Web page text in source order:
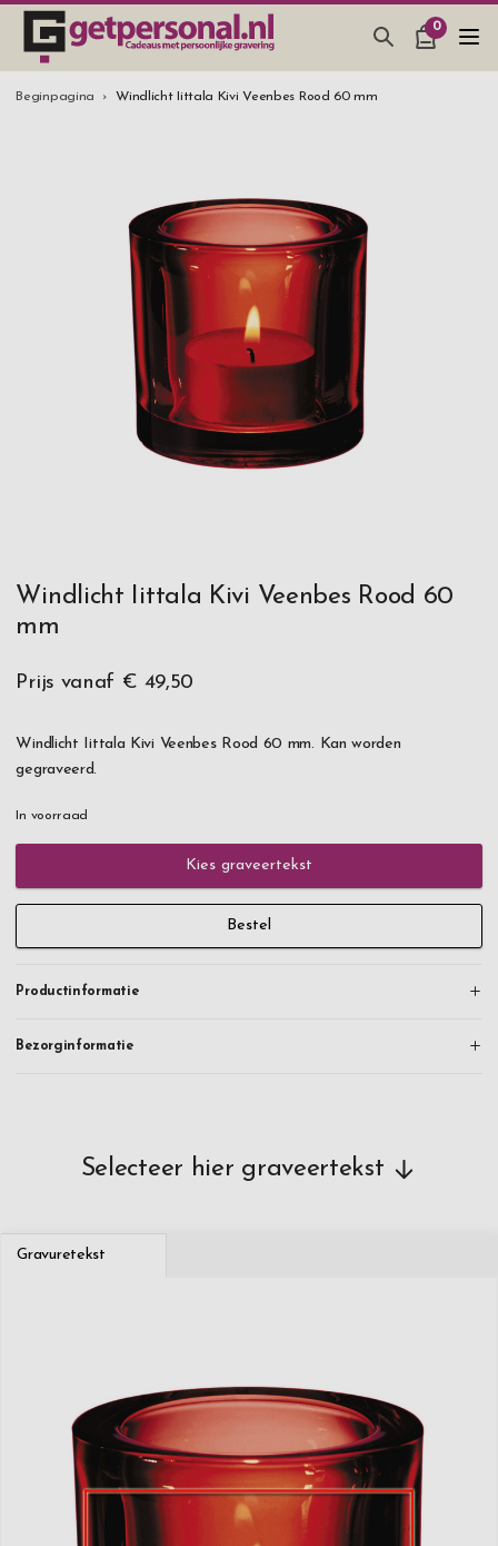
0
CADEAUS & GADGETS
CADEAUS IDEEËN
HUWELIJKSGESCHENK 2026
Beginpagina Windlicht Iittala Kivi Veenbes Rood 60 mm
Windlicht Iittala Kivi Veenbes Rood 60
mm
Prijs vanaf € 49,50
Windlicht Iittala Kivi Veenbes Rood 60 mm. Kan worden
gegraveerd.
In voorraad
Kies graveertekst
Bestel
Productinformatie
Bezorginformatie
Selecteer hier graveertekst
Gravuretekst